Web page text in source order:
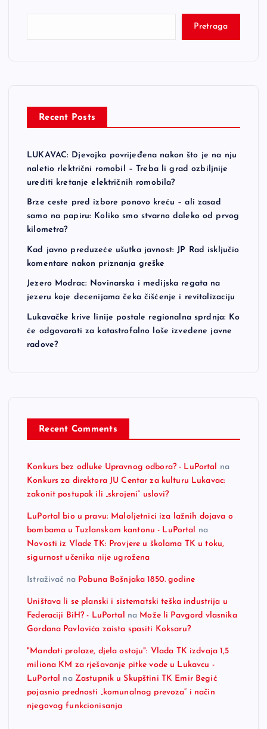
Pretraga
Recent Posts
LUKAVAC: Djevojka povrijeđena nakon što je na nju
naletio rlektrični romobil – Treba li grad ozbiljnije
urediti kretanje električnih romobila?
Brze ceste pred izbore ponovo kreću – ali zasad
samo na papiru: Koliko smo stvarno daleko od prvog
kilometra?
Kad javno preduzeće ušutka javnost: JP Rad isključio
komentare nakon priznanja greške
Jezero Modrac: Novinarska i medijska regata na
jezeru koje decenijama čeka čišćenje i revitalizaciju
Lukavačke krive linije postale regionalna sprdnja: Ko
će odgovarati za katastrofalno loše izvedene javne
radove?
Recent Comments
Konkurs bez odluke Upravnog odbora? - LuPortal
na
Konkurs za direktora JU Centar za kulturu Lukavac:
zakonit postupak ili „skrojeni“ uslovi?
LuPortal bio u pravu: Maloljetnici iza lažnih dojava o
bombama u Tuzlanskom kantonu - LuPortal na
Novosti iz Vlade TK: Provjere u školama TK u toku,
sigurnost učenika nije ugrožena
Istraživač na Pobuna Bošnjaka 1850. godine
Uništava li se planski i sistematski teška industrija u
Federaciji BiH? - LuPortal na Može li Pavgord vlasnika
Gordana Pavlovića zaista spasiti Koksaru?
"Mandati prolaze, djela ostaju": Vlada TK izdvaja 1,5
miliona KM za rješavanje pitke vode u Lukavcu -
LuPortal na Zastupnik u Skupštini TK Emir Begić
pojasnio prednosti „komunalnog prevoza“ i način
njegovog funkcionisanja